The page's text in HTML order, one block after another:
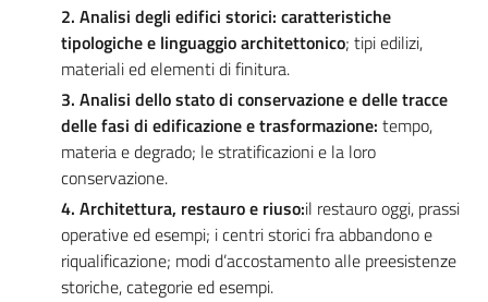
2. Analisi degli edifici storici: caratteristiche
tipologiche e linguaggio architettonico; tipi edilizi,
materiali ed elementi di finitura.
3. Analisi dello stato di conservazione e delle tracce
delle fasi di edificazione e trasformazione: tempo,
materia e degrado; le stratificazioni e la loro
conservazione.
4. Architettura, restauro e riuso:il restauro oggi, prassi
operative ed esempi; i centri storici fra abbandono e
riqualificazione; modi d’accostamento alle preesistenze
storiche, categorie ed esempi.